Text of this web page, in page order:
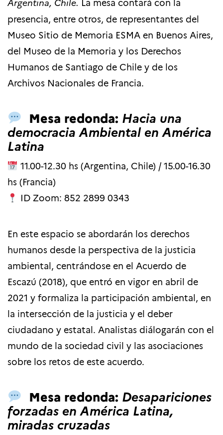
presencia, entre otros, de representantes del
Museo Sitio de Memoria ESMA en Buenos Aires,
del Museo de la Memoria y los Derechos
Humanos de Santiago de Chile y de los
Archivos Nacionales de Francia.
Mesa redonda: Hacia una
democracia Ambiental en América
Latina
11.00-12.30 hs (Argentina, Chile) / 15.00-16.30
hs (Francia)
ID Zoom: 852 2899 0343
En este espacio se abordarán los derechos
humanos desde la perspectiva de la justicia
ambiental, centrándose en el Acuerdo de
Escazú (2018), que entró en vigor en abril de
2021 y formaliza la participación ambiental, en
la intersección de la justicia y el deber
ciudadano y estatal. Analistas diálogarán con el
mundo de la sociedad civil y las asociaciones
sobre los retos de este acuerdo.
Mesa redonda: Desapariciones
forzadas en América Latina,
miradas cruzadas